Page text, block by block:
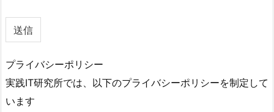
プライバシーポリシー
実践IT研究所では、以下のプライバシーポリシーを制定して
います